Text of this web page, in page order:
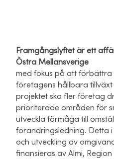
Framgångslyftet är ett
Östra Mellansverige
med fokus på att förbättra
företagens hållbara tillväxt
projektet ska fler företag
prioriterade områden för
utveckla förmåga till
förändringsledning. Detta
och utveckling av
finansieras av Almi,